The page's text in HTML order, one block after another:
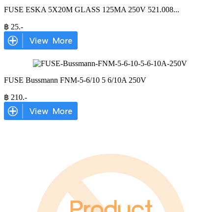
FUSE ESKA 5X20M GLASS 125MA 250V 521.008...
฿ 25.-
FUSE Bussmann FNM-5-6/10 5 6/10A 250V
฿ 210.-